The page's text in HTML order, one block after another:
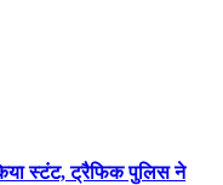
स्टंट, ट्रैफिक पुलिस ने